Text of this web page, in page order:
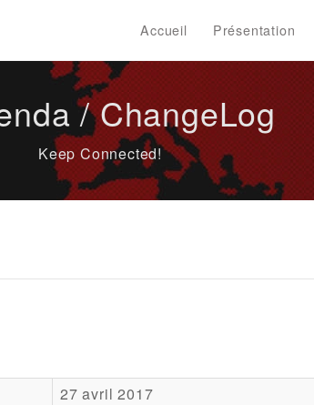
Accueil Présentation
/ ChangeLog
Keep Connected!
27 avril 2017